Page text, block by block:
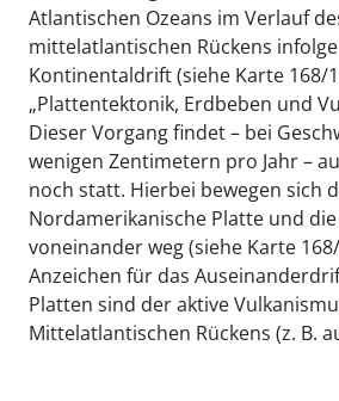
Atlantischen Ozeans im Verlauf
mittelatlantischen Rückens
Kontinentaldrift (siehe Karte 168/
„Plattentektonik, Erdbeben und
Dieser Vorgang findet – bei
wenigen Zentimetern pro Jahr –
noch statt. Hierbei bewegen sich
Nordamerikanische Platte und
voneinander weg (siehe Karte
Anzeichen für das
Platten sind der aktive
Mittelatlantischen Rückens (z. B.